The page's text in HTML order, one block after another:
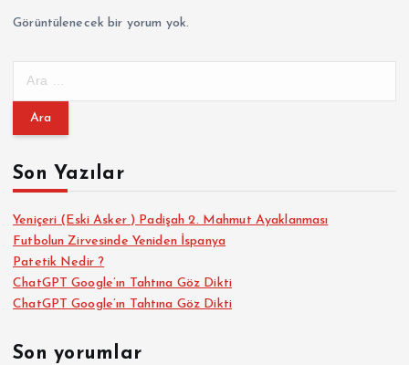
Görüntülenecek bir yorum yok.
m
:Son Yazılar
Yeniçeri (Eski Asker ) Padişah 2. Mahmut Ayaklanması
Futbolun Zirvesinde Yeniden İspanya
Patetik Nedir ?
ChatGPT Google’ın Tahtına Göz Dikti
ChatGPT Google’ın Tahtına Göz Dikti
Son yorumlar